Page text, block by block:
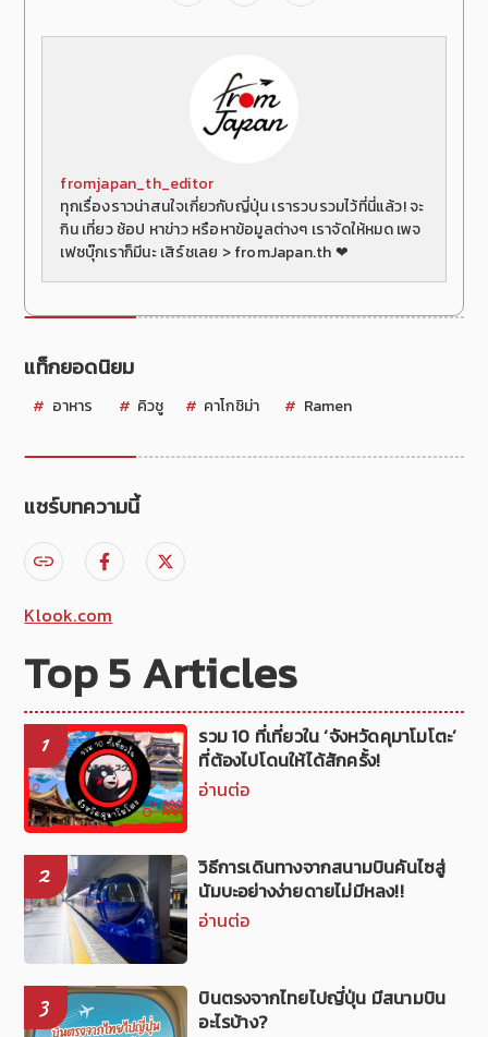
fromjapan_th_editor
ทุกเรื่องราวน่าสนใจเกี่ยวกับญี่ปุ่น เรารวบรวมไว้ที่นี่แล้ว! จะ
กิน เที่ยว ช้อป หาข่าว หรือหาข้อมูลต่างๆ เราจัดให้หมด เพจ
เฟซบุ๊กเราก็มีนะ เสิร์ชเลย > fromJapan.th ❤
แท็กยอดนิยม
อาหาร คิวชู คาโกชิม่า Ramen
แชร์บทความนี้
Klook.com
Top 5 Articles
1
รวม 10 ที่เที่ยวใน ‘จังหวัดคุมาโมโตะ’
ที่ต้องไปโดนให้ได้สักครั้ง!
อ่านต่อ
2
วิธีการเดินทางจากสนามบินคันไซสู่
นัมบะอย่างง่ายดายไม่มีหลง!!
อ่านต่อ
3
บินตรงจากไทยไปญี่ปุ่น มีสนามบิน
อะไรบ้าง?